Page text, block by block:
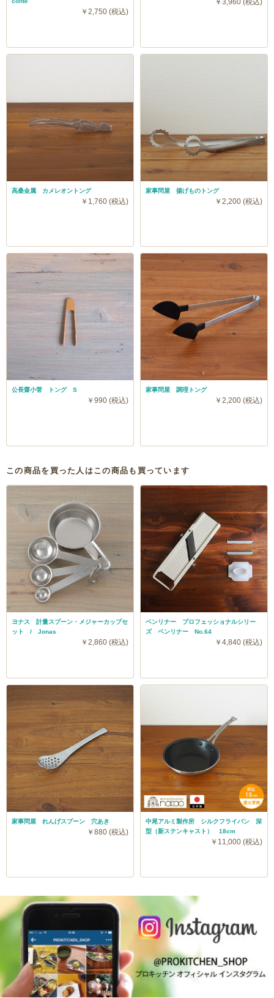
￥2,750 (税込)
￥3,960 (税込)
高桑金属 カメレオントング
￥1,760 (税込)
家事問屋 揚げものトング
￥2,200 (税込)
公長齋小菅 トング S
￥990 (税込)
家事問屋 調理トング
￥2,200 (税込)
この商品を買った人はこの商品も買っています
ヨナス 計量スプーン・メジャーカップセ
ット / Jonas
￥2,860 (税込)
ベンリナー プロフェッショナルシリー
ズ ベンリナー No.64
￥4,840 (税込)
家事問屋 れんげスプーン 穴あき
￥880 (税込)
中尾アルミ製作所 シルクフライパン 深
型（新ステンキャスト） 18cm
￥11,000 (税込)